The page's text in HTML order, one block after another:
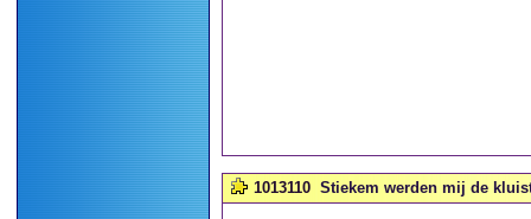
1013110 Stiekem werden mij de